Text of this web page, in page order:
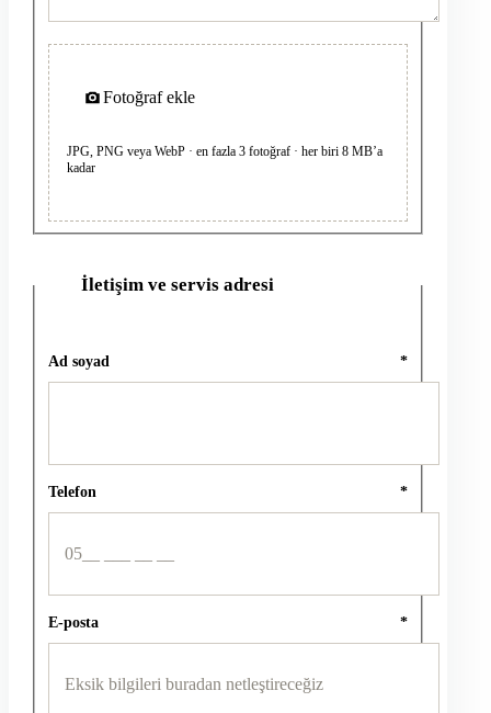
Fotoğraf ekle
JPG, PNG veya WebP · en fazla 3 fotoğraf · her biri 8 MB’a
kadar
İletişim ve servis adresi
Ad soyad *
Telefon *
E-posta *